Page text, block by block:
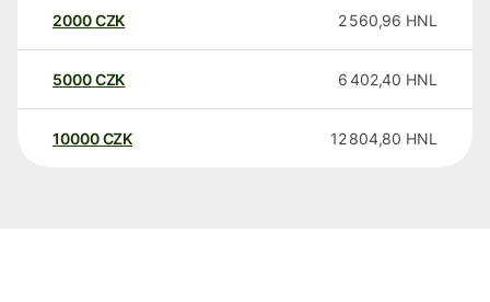
2000CZK 2 560,96 HNL
5000CZK 6 402,40 HNL
10000 CZK 12 804,80 HNL